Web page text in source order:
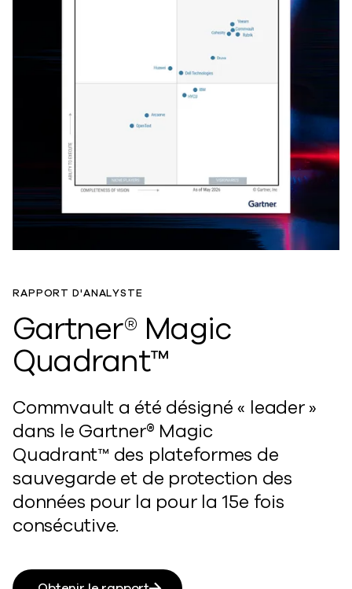
RAPPORT D'ANALYSTE
Gartner® Magic
Quadrant™
Commvault a été désigné « leader »
dans le Gartner® Magic
Quadrant™ des plateformes de
sauvegarde et de protection des
données pour la pour la 15e fois
consécutive.